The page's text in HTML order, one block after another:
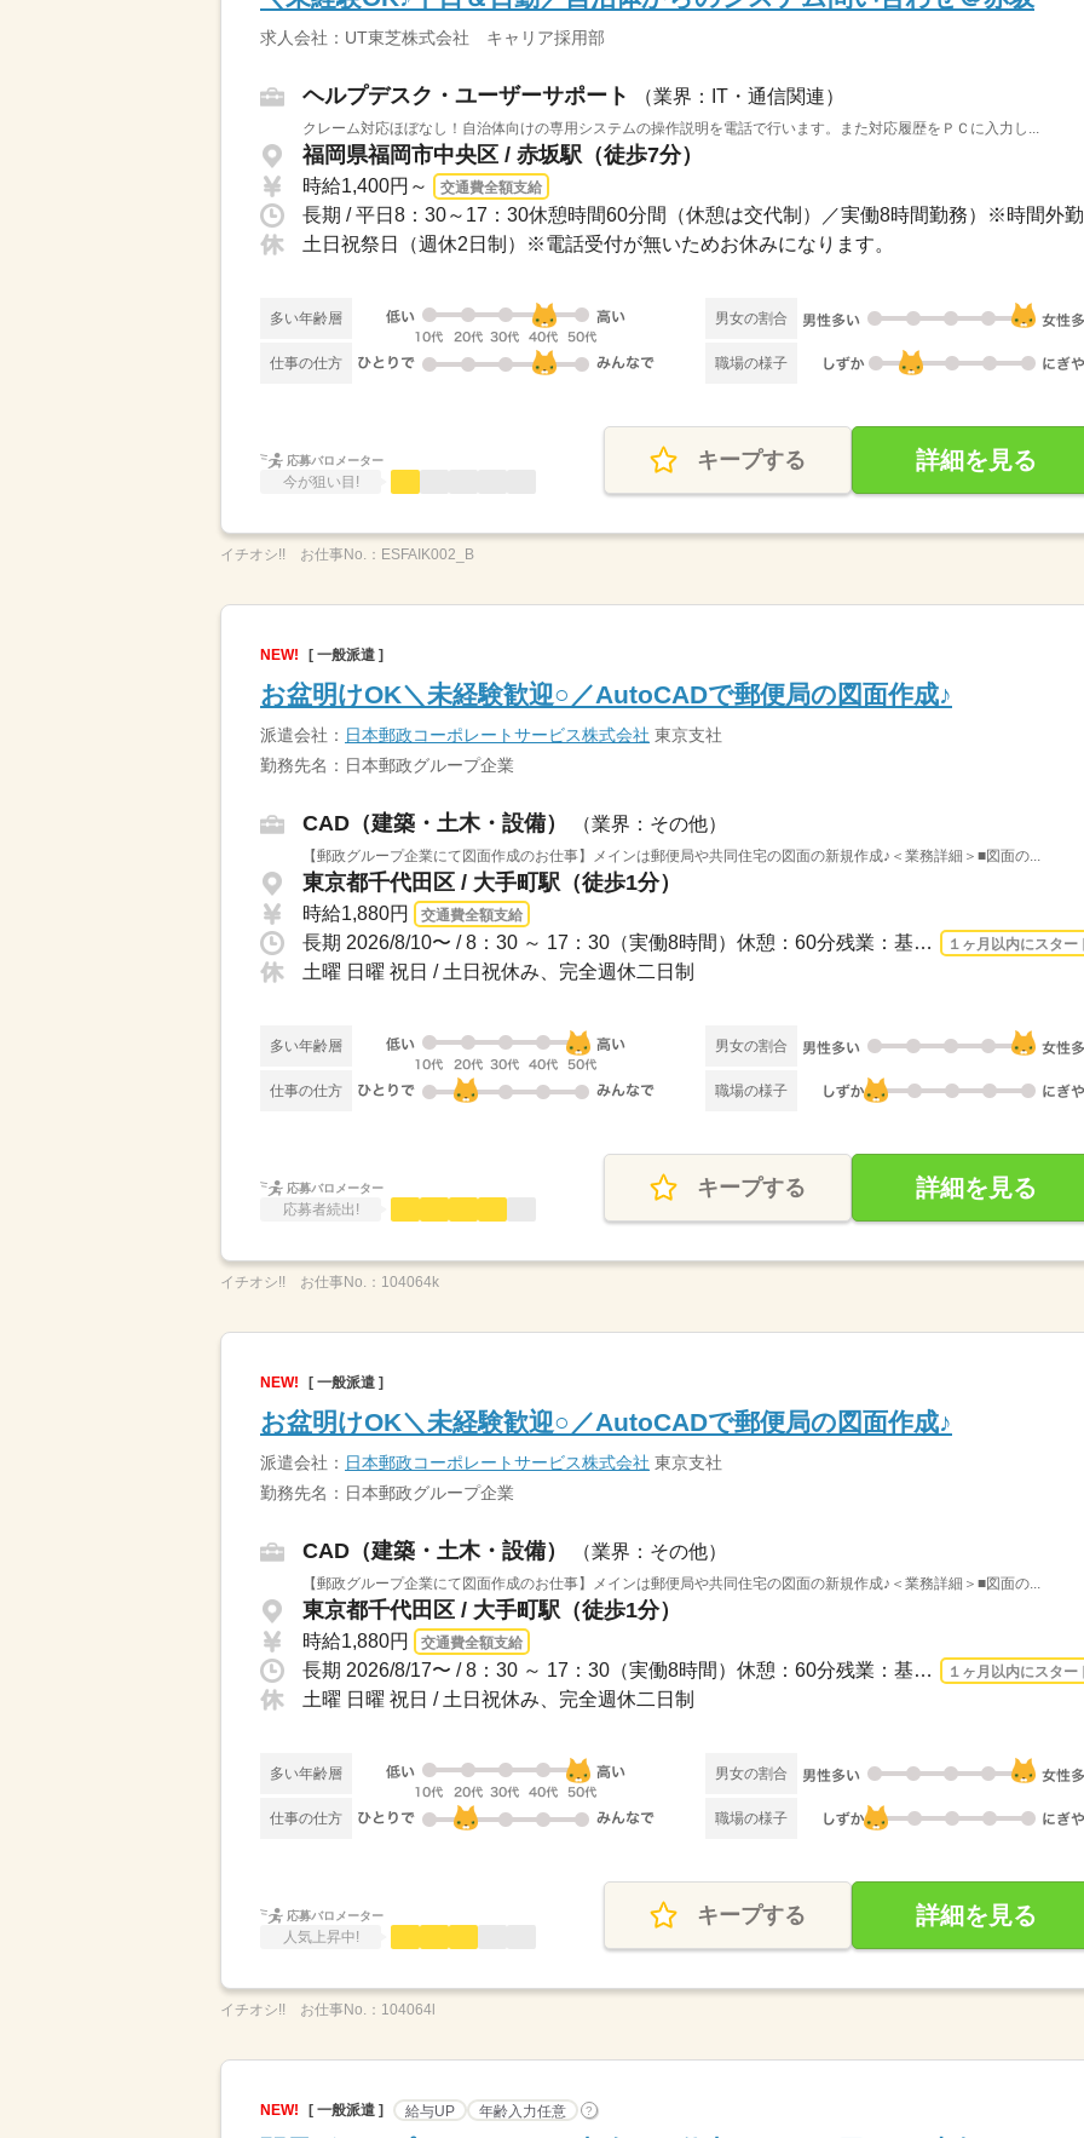
求人会社：UT東芝株式会社 キャリア採用部
ヘルプデスク・ユーザーサポート （業界：IT・通信関連）
クレーム対応ほぼなし！自治体向けの専用システムの操作説明を電話で行います。また対応履歴をＰＣに入力し...
福岡県福岡市中央区 / 赤坂駅（徒歩7分）
時給1,400円～ 交通費全額支給
長期 / 平日8：30～17：30休憩時間60分間（休憩は交代制）／実働8時間勤務）※時間外
土日祝祭日（週休2日制）※電話受付が無いためお休みになります。
多い年齢層 男女の割合
仕事の仕方 職場の様子
応募バロメーター
今が狙い目!
キープする 詳細を見る
イチオシ!! お仕事No.： ESFAIK002_B
NEW! [ 一般派遣 ]
お盆明けOK＼未経験歓迎○／AutoCADで郵便局の図面作成♪
派遣会社： 日本郵政コーポレートサービス株式会社 東京支社
勤務先名：日本郵政グループ企業
CAD（建築・土木・設備） （業界：その他）
【郵政グループ企業にて図面作成のお仕事】メインは郵便局や共同住宅の図面の新規作成♪＜業務詳細＞■図面の...
東京都千代田区 / 大手町駅（徒歩1分）
時給1,880円 交通費全額支給
長期 2026/8/10〜 / 8：30 ～ 17：30（実働8時間）休憩：60分残業：基本なし ※竣工... １ヶ月以内にスター
土曜 日曜 祝日 / 土日祝休み、完全週休二日制
多い年齢層 男女の割合
仕事の仕方 職場の様子
応募バロメーター
応募者続出!
キープする 詳細を見る
イチオシ!! お仕事No.： 104064k
NEW! [ 一般派遣 ]
お盆明けOK＼未経験歓迎○／AutoCADで郵便局の図面作成♪
派遣会社： 日本郵政コーポレートサービス株式会社 東京支社
勤務先名：日本郵政グループ企業
CAD（建築・土木・設備） （業界：その他）
【郵政グループ企業にて図面作成のお仕事】メインは郵便局や共同住宅の図面の新規作成♪＜業務詳細＞■図面の...
東京都千代田区 / 大手町駅（徒歩1分）
時給1,880円 交通費全額支給
長期 2026/8/17〜 / 8：30 ～ 17：30（実働8時間）休憩：60分残業：基本なし ※竣工... １ヶ月以内にスター
土曜 日曜 祝日 / 土日祝休み、完全週休二日制
多い年齢層 男女の割合
仕事の仕方 職場の様子
応募バロメーター
人気上昇中!
キープする 詳細を見る
イチオシ!! お仕事No.： 104064l
NEW! [ 一般派遣 ] 給与UP 年齢入力任意 ?